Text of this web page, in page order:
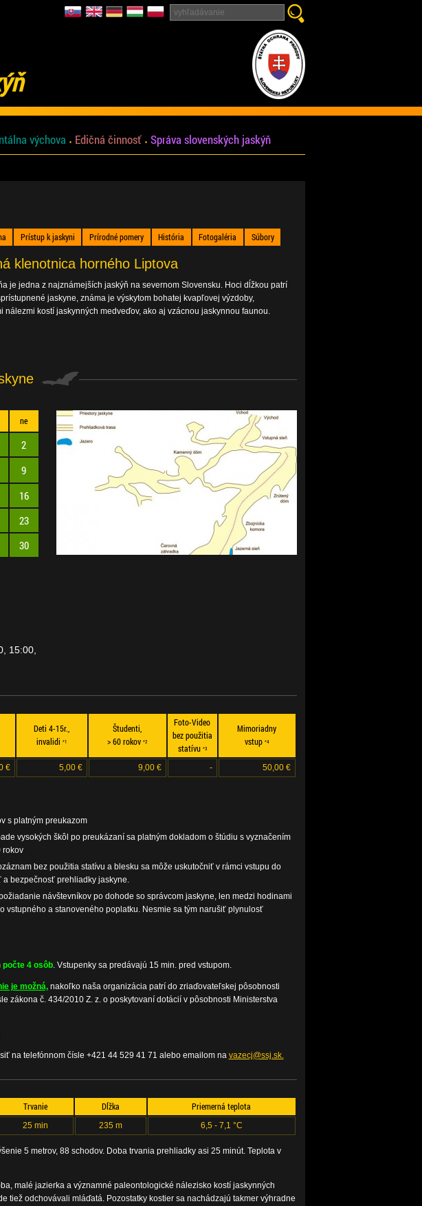
výchova Edičná činnosť Správa slovenských jaskýň
Prístup k jaskyni Prírodné pomery História Fotogaléria Súbory
klenotnica horného Liptova
je jedna z najznámejších jaskýň na severnom Slovensku. Hoci dĺžkou patrí
jaskyne, známa je výskytom bohatej kvapľovej výzdoby,
nálezmi kostí jaskynných medveďov, ako aj vzácnou jaskynnou faunou.
ne
2
9
16
23
30
15:00,
Deti 4-15r.,
invalidi *1
Študenti,
> 60 rokov *2
Foto-Video
bez použitia
statívu *3
Mimoriadny
vstup *4
€ 5,00 € 9,00 € - 50,00 €
s platným preukazom
vysokých škôl po preukázaní sa platným dokladom o štúdiu s vyznačením
rokov
bez použitia statívu a blesku sa môže uskutočniť v rámci vstupu do
bezpečnosť prehliadky jaskyne.
návštevníkov po dohode so správcom jaskyne, len medzi hodinami
vstupného a stanoveného poplatku. Nesmie sa tým narušiť plynulosť
počte 4 osôb. Vstupenky sa predávajú 15 min. pred vstupom.
je možná,nakoľko naša organizácia patrí do zriaďovateľskej pôsobnosti
zákona č. 434/2010 Z. z. o poskytovaní dotácií v pôsobnosti Ministerstva
na telefónnom čísle +421 44 529 41 71 alebo emailom na vazecj@ssj.sk.
Trvanie Dĺžka Priemerná teplota
25 min 235 m 6,5 - 7,1 °C
5 metrov, 88 schodov. Doba trvania prehliadky asi 25 minút. Teplota v
malé jazierka a významné paleontologické nálezisko kostí jaskynných
tiež odchovávali mláďatá. Pozostatky kostier sa nachádzajú takmer výhradne